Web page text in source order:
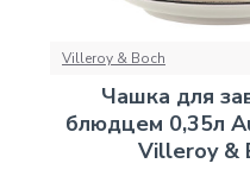
Villeroy & Boch
Чашка для
блюдцем 0,35л
Villeroy &